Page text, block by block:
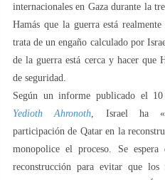
internacionales en Gaza durante la
Hamás que la guerra está
trata de un engaño calculado por
de la guerra está cerca y hacer que
de seguridad.
Según un informe publicado el
Yedioth Ahronoth , Israel ha
participación de Qatar en la
monopolice el proceso. Se
reconstrucción para evitar que los